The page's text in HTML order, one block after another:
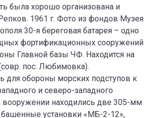
была хорошо организована и
1961 г. Фото из фондов Музея
30-я береговая батарея – одно
фортификационных сооружений
Главной базы ЧФ. Находится на
пос. Любимовка).
для обороны морских подступов к
и северо-западного
вооружении находились две 305-мм
установки «МБ-2-12»,